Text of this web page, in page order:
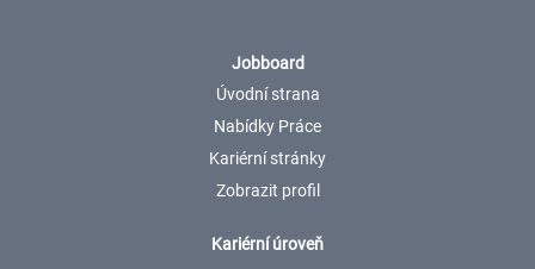
Jobboard
Úvodní strana
Nabídky Práce
Kariérní stránky
Zobrazit profil
Kariérní úroveň